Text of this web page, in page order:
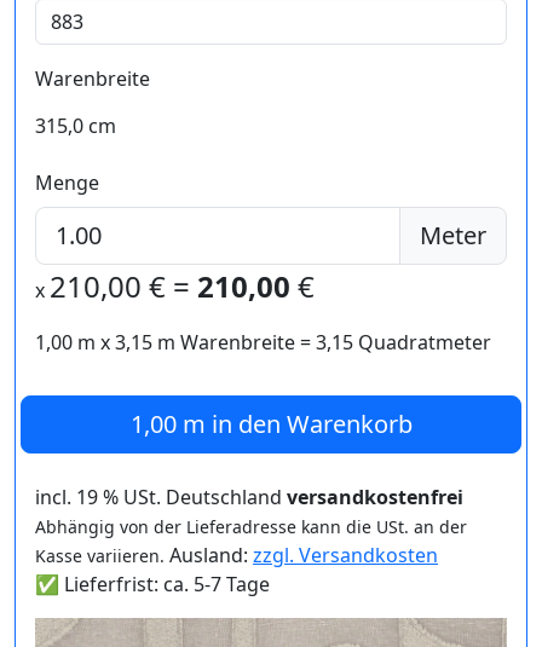
Warenbreite
315,0 cm
Menge
Meter
x 210,00 € = 210,00 €
1,00 m x3,15 m Warenbreite =3,15 Quadratmeter
1,00 m in den Warenkorb
incl. 19 % USt. Deutschland versandkostenfrei
Abhängig von der Lieferadresse kann die USt. an der
Kasse variieren. Ausland: zzgl. Versandkosten
✅ Lieferfrist: ca. 5-7 Tage